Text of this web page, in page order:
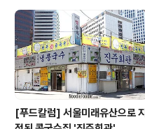
[푸드칼럼] 서울미래유산으로 지